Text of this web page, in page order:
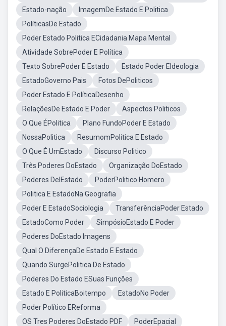
Estado-nação
ImagemDe Estado E Politica
PolíticasDe Estado
Poder Estado Politica ECidadania Mapa Mental
Atividade SobrePoder E Política
Texto SobrePoder E Estado
Estado Poder EIdeologia
EstadoGoverno Pais
Fotos DePoliticos
Poder Estado E PolíticaDesenho
RelaçõesDe Estado E Poder
Aspectos Politicos
O Que ÉPolitica
Plano FundoPoder E Estado
NossaPolitica
ResumomPolitica E Estado
O Que É UmEstado
Discurso Politico
Três Poderes DoEstado
Organização DoEstado
Poderes DelEstado
PoderPolitico Homero
Politica E EstadoNa Geografia
Poder E EstadoSociologia
TransferênciaPoder Estado
EstadoComo Poder
SimpósioEstado E Poder
Poderes DoEstado Imagens
Qual O DiferençaDe Estado E Estado
Quando SurgePolitica De Estado
Poderes Do Estado ESuas Funções
Estado E PoliticaBoitempo
EstadoNo Poder
Poder Político EReforma
OS Tres Poderes DoEstado PDF
PoderEpacial